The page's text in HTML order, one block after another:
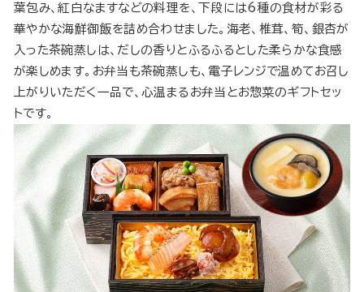
葉包み、紅白なますなどの料理を、下段には6種の食材が彩る
華やかな海鮮御飯を詰め合わせました。海老、椎茸、筍、銀杏が
入った茶碗蒸しは、だしの香りとふるふるとした柔らかな食感
が楽しめます。お弁当も茶碗蒸しも、電子レンジで温めてお召し
上がりいただく一品で、心温まるお弁当とお惣菜のギフトセッ
トです。